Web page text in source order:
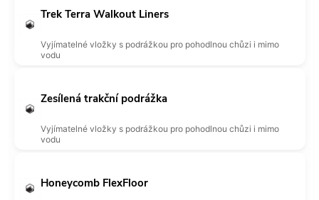
Trek Terra Walkout Liners
Vyjímatelné vložky s podrážkou pro pohodlnou chůzi i mimo
vodu
Zesílená trakční podrážka
Vyjímatelné vložky s podrážkou pro pohodlnou chůzi i mimo
vodu
Honeycomb FlexFloor